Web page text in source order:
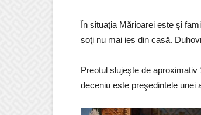
În situaţia Mărioarei este şi
soţi nu mai ies din casă.
Preotul slujeşte de
deceniu este preşedintele unei